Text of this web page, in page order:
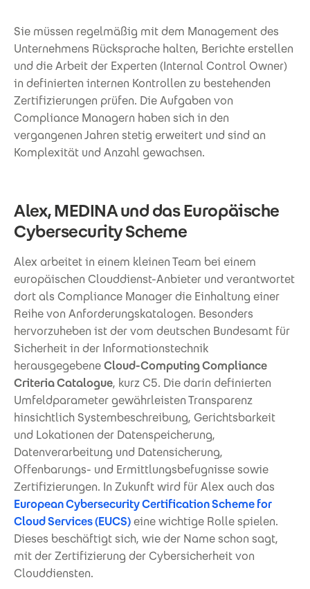
Sie müssen regelmäßig mit dem Management des
Unternehmens Rücksprache halten, Berichte erstellen
und die Arbeit der Experten (Internal Control Owner)
in definierten internen Kontrollen zu bestehenden
Zertifizierungen prüfen. Die Aufgaben von
Compliance Managern haben sich in den
vergangenen Jahren stetig erweitert und sind an
Komplexität und Anzahl gewachsen.
Alex, MEDINA und das Europäische
Cybersecurity Scheme
Alex arbeitet in einem kleinen Team bei einem
europäischen Clouddienst-Anbieter und verantwortet
dort als Compliance Manager die Einhaltung einer
Reihe von Anforderungskatalogen. Besonders
hervorzuheben ist der vom deutschen Bundesamt für
Sicherheit in der Informationstechnik
herausgegebeneCloud-Computing Compliance
Criteria Catalogue, kurz C5. Die darin definierten
Umfeldparameter gewährleisten Transparenz
hinsichtlich Systembeschreibung, Gerichtsbarkeit
und Lokationen der Datenspeicherung,
Datenverarbeitung und Datensicherung,
Offenbarungs- und Ermittlungsbefugnisse sowie
Zertifizierungen. In Zukunft wird für Alex auch das
European Cybersecurity Certification Scheme for
Cloud Services (EUCS)eine wichtige Rolle spielen.
Dieses beschäftigt sich, wie der Name schon sagt,
mit der Zertifizierung der Cybersicherheit von
Clouddiensten.